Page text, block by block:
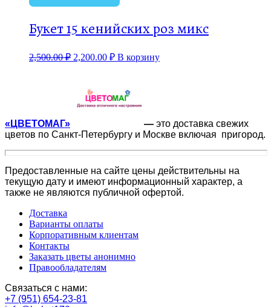
Букет 15 кенийских роз микс
2,500.00₽ 2,200.00 ₽ В корзину
«ЦВЕТОМАГ» — это доставка свежих
цветов по Санкт-Петербургу и Москве включая пригород.
Предоставленные на сайте цены действительны на
текущую дату и имеют информационный характер, а
также не являются публичной офертой.
Доставка
Варианты оплаты
Корпоративным клиентам
Контакты
Заказать цветы анонимно
Правообладателям
Связаться с нами:
+7 (951) 654-23-81